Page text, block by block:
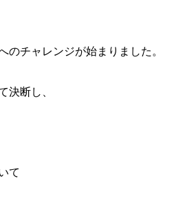
のチャレンジが始まりました。
決断し、
て